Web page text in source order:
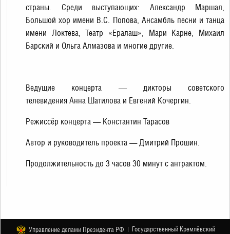
страны. Среди выступающих: Александр Маршал,
Большой хор имени В.С. Попова, Ансамбль песни и танца
имени Локтева, Театр «Ералаш», Мари Карне, Михаил
Барский и Ольга Алмазова и многие другие.
Ведущие концерта ― дикторы советского
телевидения Анна Шатилова и Евгений Кочергин.
Режиссёр концерта — Константин Тарасов
Автор и руководитель проекта — Дмитрий Прошин.
Продолжительность до 3 часов 30 минут с антрактом.
Управление делами Президента РФ | Государственный Кремлёвский